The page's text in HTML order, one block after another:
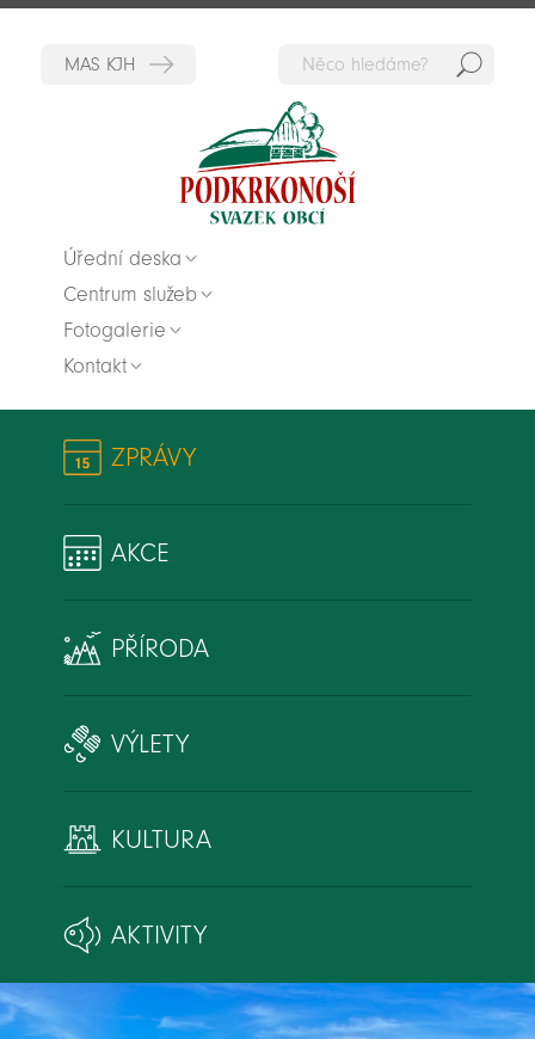
Úřední deska
Centrum služeb
Fotogalerie
Kontakt
ZPRÁVY
AKCE
PŘÍRODA
VÝLETY
KULTURA
AKTIVITY